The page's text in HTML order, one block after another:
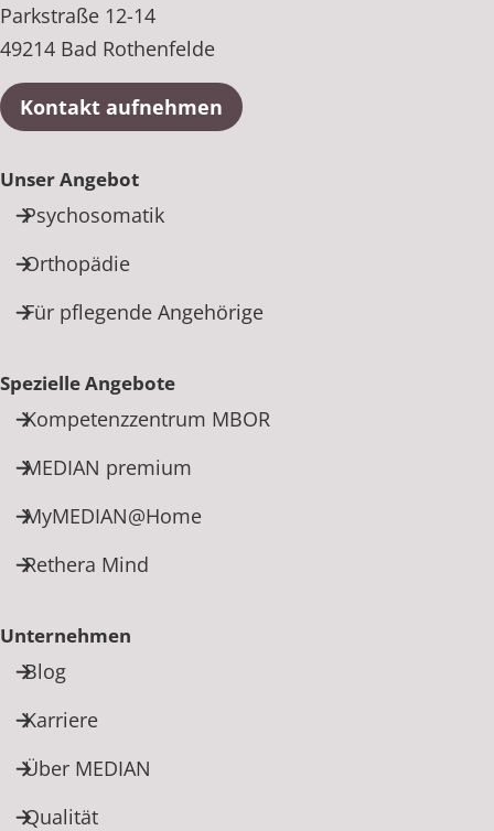
Parkstraße 12-14
49214 Bad Rothenfelde
Kontakt aufnehmen
Unser Angebot
Psychosomatik
Orthopädie
Für pflegende Angehörige
Spezielle Angebote
Kompetenzzentrum MBOR
MEDIAN premium
MyMEDIAN@Home
Rethera Mind
Unternehmen
Blog
Karriere
Über MEDIAN
Qualität